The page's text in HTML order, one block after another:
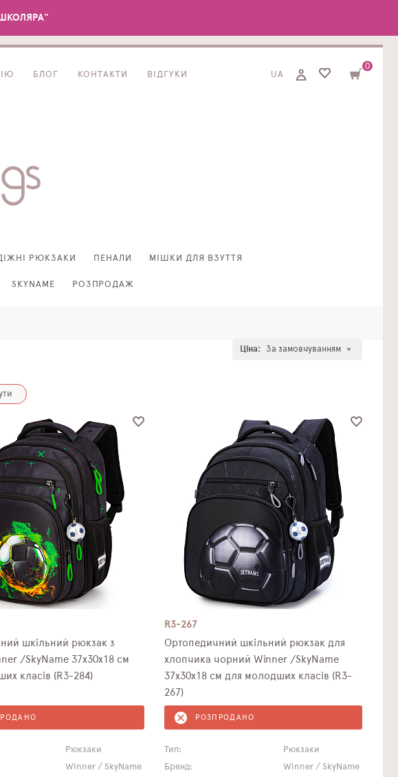
БЛОГ КОНТАКТИ ВІДГУКИ UA
0
РЮКЗАКИ ПЕНАЛИ МІШКИ ДЛЯ ВЗУТТЯ
SKYNAME РОЗПРОДАЖ
Ціна: За замовчуванням
шкільний рюкзак з
/SkyName 37х30х18 см
класів (R3-284)
Рюкзаки
Winner / SkyName
R3-267
Ортопедичний шкільний рюкзак для
хлопчика чорний Winner /SkyName
37х30х18 см для молодших класів (R3-
267)
РОЗПРОДАНО
Тип:
Рюкзаки
Бренд:
Winner / SkyName